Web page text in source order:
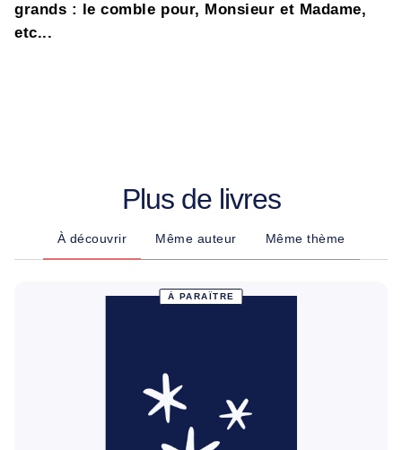
grands : le comble pour, Monsieur et Madame,
etc...
Plus de livres
À découvrir Même auteur Même thème
À PARAÎTRE